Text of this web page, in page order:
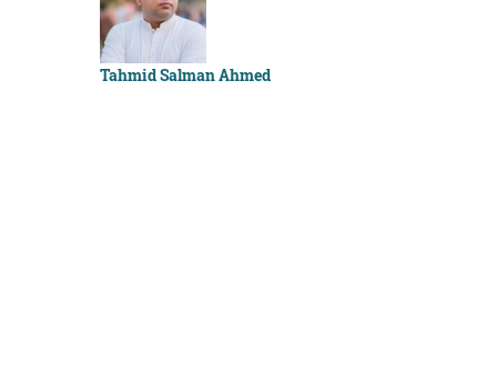
Tahmid Salman Ahmed